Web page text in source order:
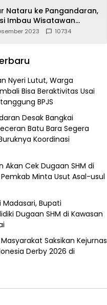
Nataru ke Pangandaran,
Imbau Wisatawan
Jalur Arteri
2023 10734
Nyeri Lutut, Warga
Bisa Beraktivitas Usai
BPJS
Desak Bangkai
Batu Bara Segera
Koordinasi
Akan Cek Dugaan SHM di
Minta Usut Asal-usul
Bupati
Dugaan SHM di Kawasan
Saksikan Kejurnas
Derby 2026 di